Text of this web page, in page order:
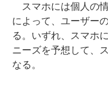
スマホには個人の
によって、ユーザー
る。いずれ、スマホ
ニーズを予想して、
なる。